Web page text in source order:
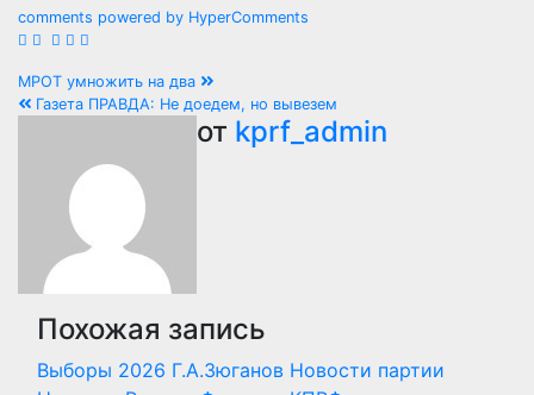
comments powered by HyperComments
Навигация
записям
МРОТ умножить на два
Газета ПРАВДА: Не доедем, но вывезем
от kprf_admin
Похожая запись
Выборы 2026 Г.А.Зюганов Новости партии